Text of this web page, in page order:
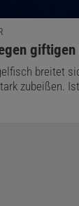
breitet
zubeißen.